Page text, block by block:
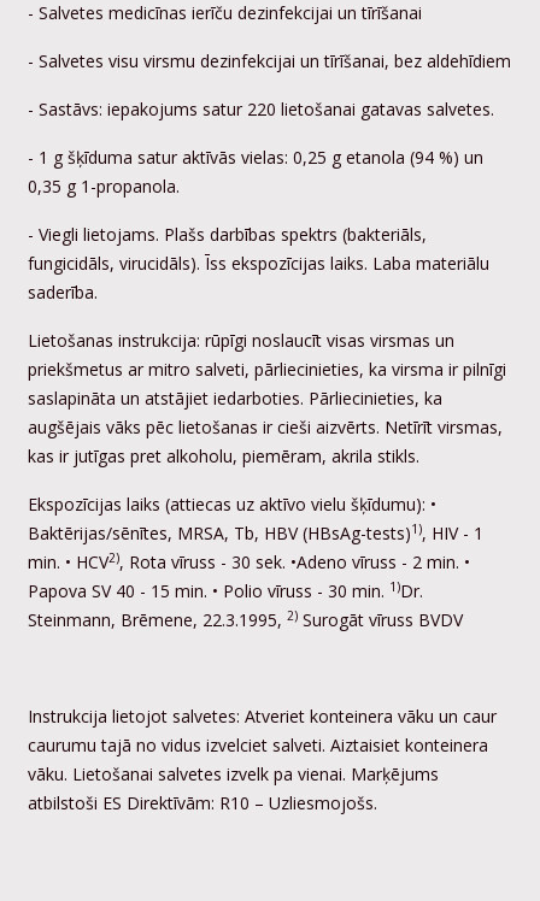
- Salvetes medicīnas ierīču dezinfekcijai un tīrīšanai
- Salvetes visu virsmu dezinfekcijai un tīrīšanai, bez aldehīdiem
- Sastāvs: iepakojums satur 220 lietošanai gatavas salvetes.
- 1 g šķīduma satur aktīvās vielas: 0,25 g etanola (94 %) un
0,35 g 1-propanola.
- Viegli lietojams. Plašs darbības spektrs (bakteriāls,
fungicidāls, virucidāls). Īss ekspozīcijas laiks. Laba materiālu
saderība.
Lietošanas instrukcija: rūpīgi noslaucīt visas virsmas un
priekšmetus ar mitro salveti, pārliecinieties, ka virsma ir pilnīgi
saslapināta un atstājiet iedarboties. Pārliecinieties, ka
augšējais vāks pēc lietošanas ir cieši aizvērts. Netīrīt virsmas,
kas ir jutīgas pret alkoholu, piemēram, akrila stikls.
Ekspozīcijas laiks (attiecas uz aktīvo vielu šķīdumu): •
Baktērijas/sēnītes, MRSA, Tb, HBV (HBsAg-tests)1), HIV - 1
min. • HCV2), Rota vīruss - 30 sek. •Adeno vīruss - 2 min. •
Papova SV 40 - 15 min. • Polio vīruss - 30 min. 1)Dr.
Steinmann, Brēmene, 22.3.1995, 2)Surogāt vīruss BVDV
Instrukcija lietojot salvetes: Atveriet konteinera vāku un caur
caurumu tajā no vidus izvelciet salveti. Aiztaisiet konteinera
vāku. Lietošanai salvetes izvelk pa vienai. Marķējums
atbilstoši ES Direktīvām: R10 – Uzliesmojošs.